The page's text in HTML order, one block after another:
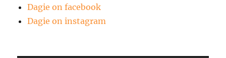
Dagie on facebook
Dagie on instagram